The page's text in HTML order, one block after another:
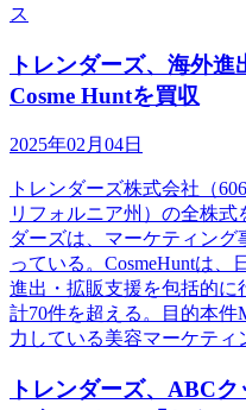
ス
トレンダーズ、海外
Cosme Huntを買収
2025年02月04日
トレンダーズ株式会社（
リフォルニア州）の全株
ダーズは、マーケティン
っている。CosmeHuntは
進出・拡販支援を包括的に
計70件を超える。目的本
力している美容マーケテ
トレンダーズ、ABC